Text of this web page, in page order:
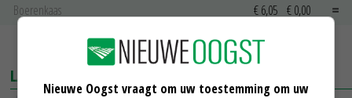
Boerenkaas
€ 6,05 € 0,00
MEER MARKTPRIJZEN
LAATSTE NIEUWS
Nieuwe Oogst vraagt om uw toestemming om uw